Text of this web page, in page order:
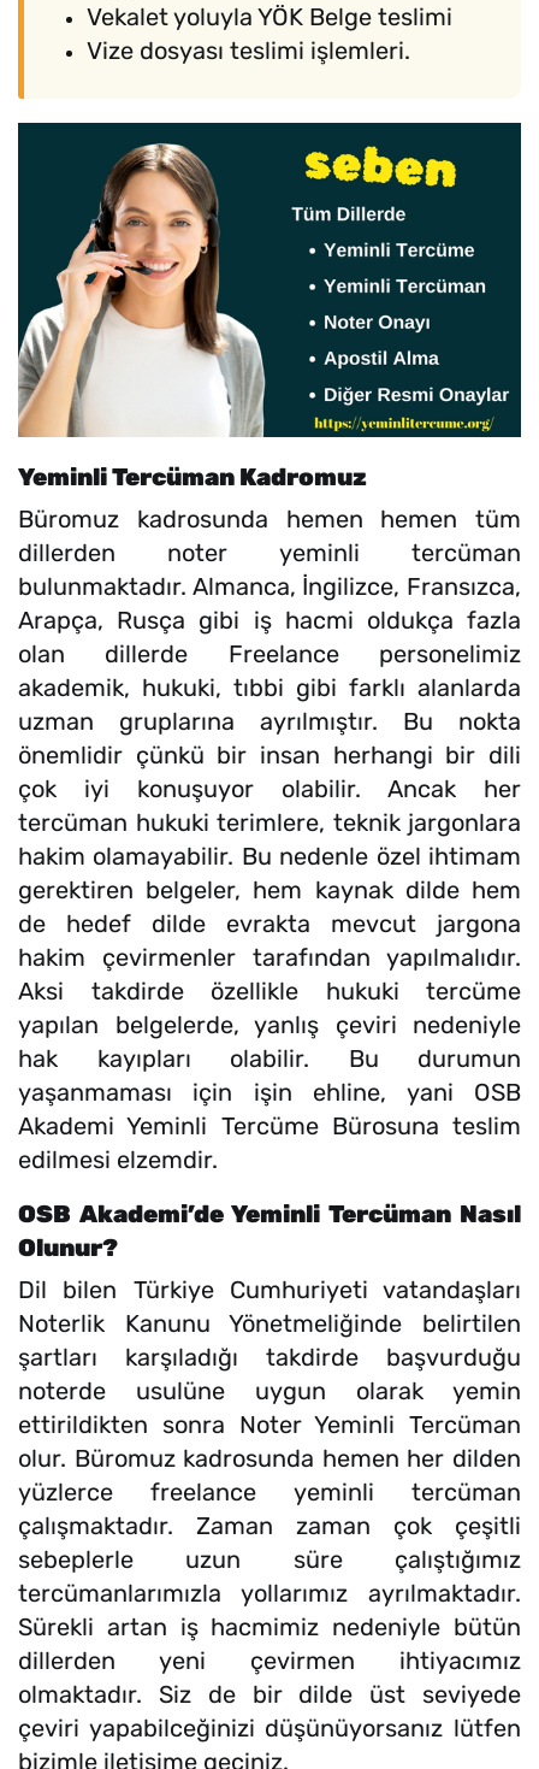
Vekalet yoluyla YÖK Belge teslimi
Vize dosyası teslimi işlemleri.
Yeminli Tercüman Kadromuz
Büromuz kadrosunda hemen hemen tüm
dillerden noter yeminli tercüman
bulunmaktadır. Almanca, İngilizce, Fransızca,
Arapça, Rusça gibi iş hacmi oldukça fazla
olan dillerde Freelance personelimiz
akademik, hukuki, tıbbi gibi farklı alanlarda
uzman gruplarına ayrılmıştır. Bu nokta
önemlidir çünkü bir insan herhangi bir dili
çok iyi konuşuyor olabilir. Ancak her
tercüman hukuki terimlere, teknik jargonlara
hakim olamayabilir. Bu nedenle özel ihtimam
gerektiren belgeler, hem kaynak dilde hem
de hedef dilde evrakta mevcut jargona
hakim çevirmenler tarafından yapılmalıdır.
Aksi takdirde özellikle hukuki tercüme
yapılan belgelerde, yanlış çeviri nedeniyle
hak kayıpları olabilir. Bu durumun
yaşanmaması için işin ehline, yani OSB
Akademi Yeminli Tercüme Bürosuna teslim
edilmesi elzemdir.
OSB Akademi’de Yeminli Tercüman Nasıl
Olunur?
Dil bilen Türkiye Cumhuriyeti vatandaşları
Noterlik Kanunu Yönetmeliğinde belirtilen
şartları karşıladığı takdirde başvurduğu
noterde usulüne uygun olarak yemin
ettirildikten sonra Noter Yeminli Tercüman
olur. Büromuz kadrosunda hemen her dilden
yüzlerce freelance yeminli tercüman
çalışmaktadır. Zaman zaman çok çeşitli
sebeplerle uzun süre çalıştığımız
tercümanlarımızla yollarımız ayrılmaktadır.
Sürekli artan iş hacmimiz nedeniyle bütün
dillerden yeni çevirmen ihtiyacımız
olmaktadır. Siz de bir dilde üst seviyede
çeviri yapabilceğinizi düşünüyorsanız lütfen
bizimle iletişime geçiniz.